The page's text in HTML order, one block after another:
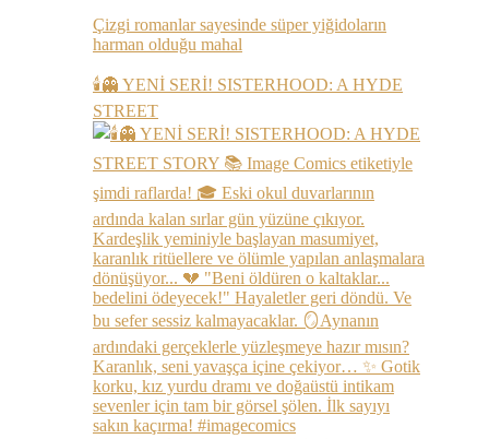
Çizgi romanlar sayesinde süper yiğidoların
harman olduğu mahal
🕯️👻 YENİ SERİ! SISTERHOOD: A HYDE
STREET